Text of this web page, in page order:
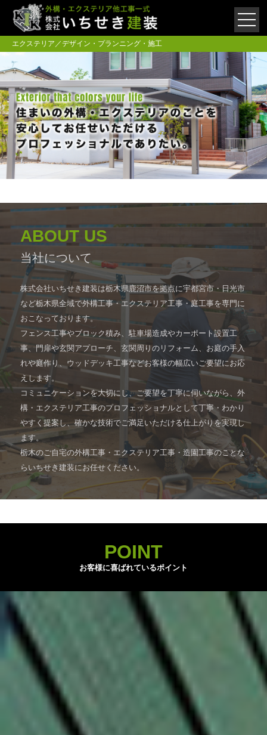
エクステリア／デザイン・プランニング・施工
ABOUT US
当社について
株式会社いちせき建装は栃木県鹿沼市を拠点に宇都宮市・日光市
など栃木県全域で外構工事・エクステリア工事・庭工事を専門に
おこなっております。
フェンス工事やブロック積み、駐車場造成やカーポート設置工
事、門扉や玄関アプローチ、玄関周りのリフォーム、お庭の手入
れや庭作り、ウッドデッキ工事などお客様の幅広いご要望にお応
えします。
コミュニケーションを大切にし、ご要望を丁寧に伺いながら、外
構・エクステリア工事のプロフェッショナルとして丁寧・わかり
やすく提案し、確かな技術でご満足いただける仕上がりを実現し
ます。
栃木のご自宅の外構工事・エクステリア工事・造園工事のことな
らいちせき建装にお任せください。
POINT
お客様に喜ばれているポイント